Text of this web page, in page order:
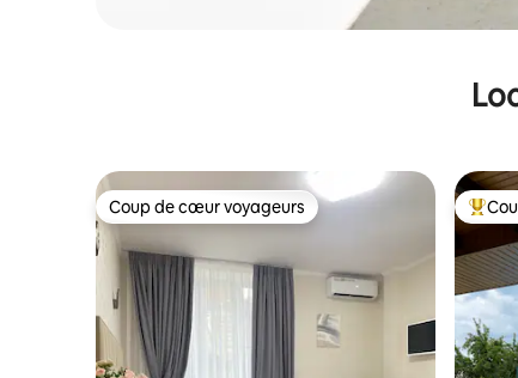
Coup de cœur voyageurs
Coup de cœur voyageurs